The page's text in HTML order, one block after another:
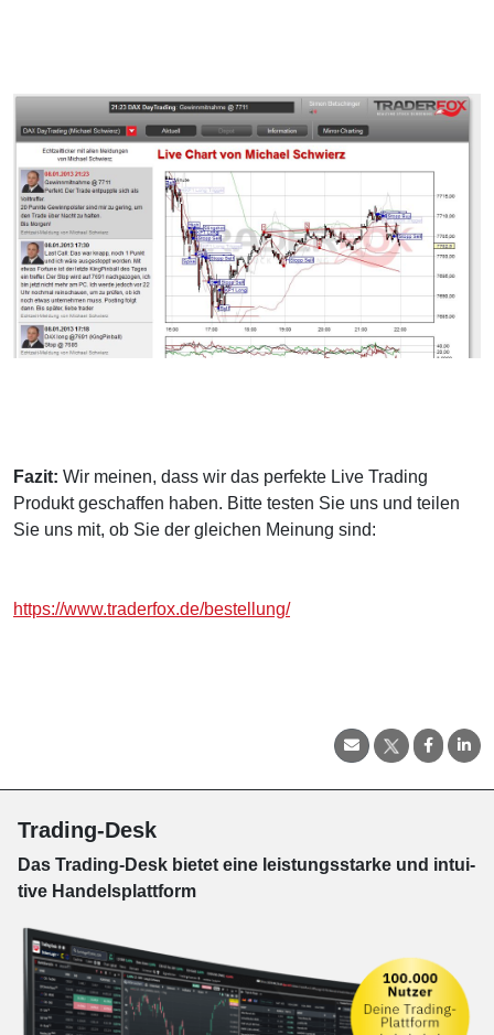
Fazit: Wir meinen, dass wir das perfekte Live Trading
Produkt geschaffen haben. Bitte testen Sie uns und teilen
Sie uns mit, ob Sie der gleichen Meinung sind:
https://www.traderfox.de/bestellung/
Trading-Desk
Das Trading-Desk bie­tet eine leis­tungs­star­ke und in­tui­
tive Han­dels­platt­form